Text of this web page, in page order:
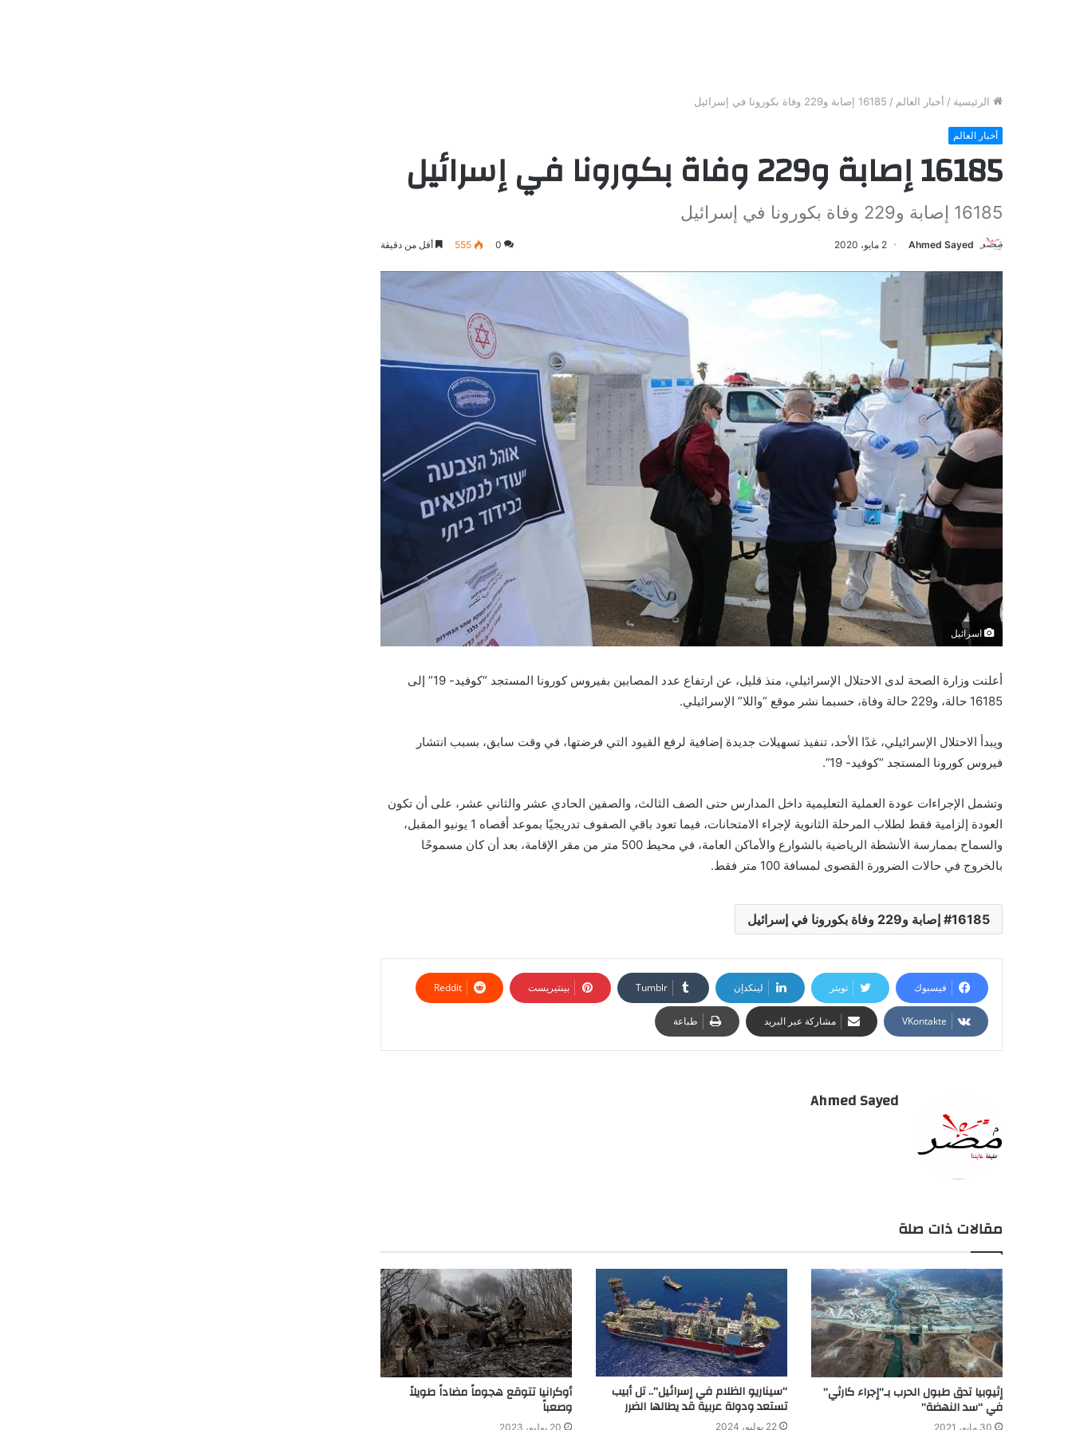
الرئيسية / أخبار العالم / 16185 إصابة و229 وفاة بكورونا في إسرائيل
أخبار العالم
16185 إصابة و229 وفاة بكورونا في إسرائيل
16185 إصابة و229 وفاة بكورونا في إسرائيل
Ahmed Sayed 2 مايو، 2020 0
555 أقل من دقيقة
اسرائيل
أعلنت وزارة الصحة لدى الاحتلال الإسرائيلي، منذ قليل، عن ارتفاع عدد المصابين بفيروس كورونا المستجد “كوفيد- 19” إلى
16185 حالة، و229 حالة وفاة، حسبما نشر موقع “واللا” الإسرائيلي.
ويبدأ الاحتلال الإسرائيلي، غدًا الأحد، تنفيذ تسهيلات جديدة إضافية لرفع القيود التي فرضتها، في وقت سابق، بسبب انتشار
فيروس كورونا المستجد “كوفيد- 19”.
وتشمل الإجراءات عودة العملية التعليمية داخل المدارس حتى الصف الثالث، والصفين الحادي عشر والثاني عشر، على أن تكون
العودة إلزامية فقط لطلاب المرحلة الثانوية لإجراء الامتحانات، فيما تعود باقي الصفوف تدريجيًا بموعد أقصاه 1 يونيو المقبل،
والسماح بممارسة الأنشطة الرياضية بالشوارع والأماكن العامة، في محيط 500 متر من مقر الإقامة، بعد أن كان مسموحًا
بالخروج في حالات الضرورة القصوى لمسافة 100 متر فقط.
16185 إصابة و229 وفاة بكورونا في إسرائيل
فيسبوك تويتر لينكدإن بينتيريست
مشاركة عبر البريد طباعة
Ahmed Sayed
مقالات ذات صلة
إثيوبيا تدق طبول الحرب بـ”إجراء كارثي”
في “سد النهضة”
30 مايو، 2021
“سيناريو الظلام في إسرائيل”.. تل أبيب
تستعد ودولة عربية قد يطالها الضرر
22 يوليو، 2024
أوكرانيا تتوقع هجوماً مضاداً طويلاً
وصعباً
20 يوليو، 2023